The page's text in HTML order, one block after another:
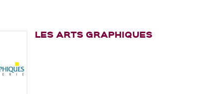
LES ARTS GRAPHIQUES